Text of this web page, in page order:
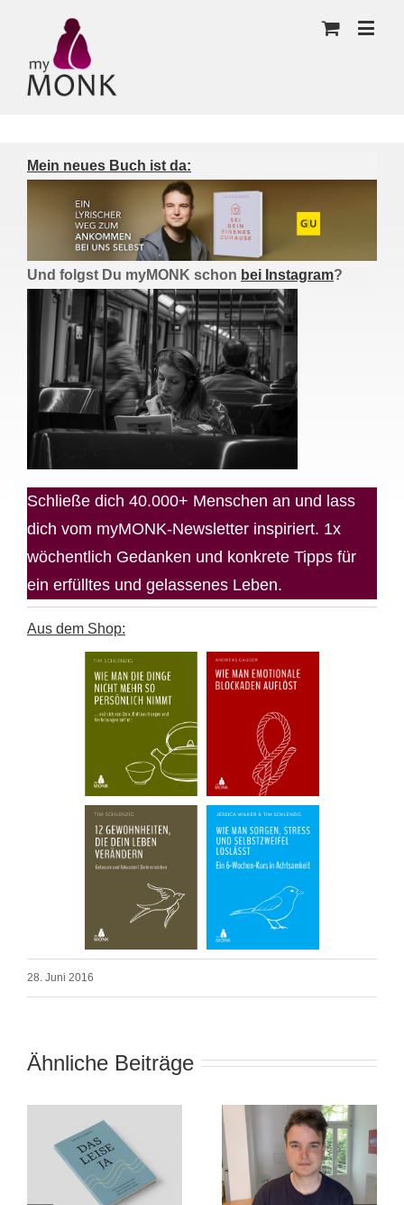
Mein neues Buch ist da:
Und folgst Du myMONK schon bei Instagram?
Schließe dich 40.000+ Menschen an und lass
dich vom myMONK-Newsletter inspiriert. 1x
wöchentlich Gedanken und konkrete Tipps für
ein erfülltes und gelassenes Leben.
Aus dem Shop:
28. Juni 2016
Ähnliche Beiträge